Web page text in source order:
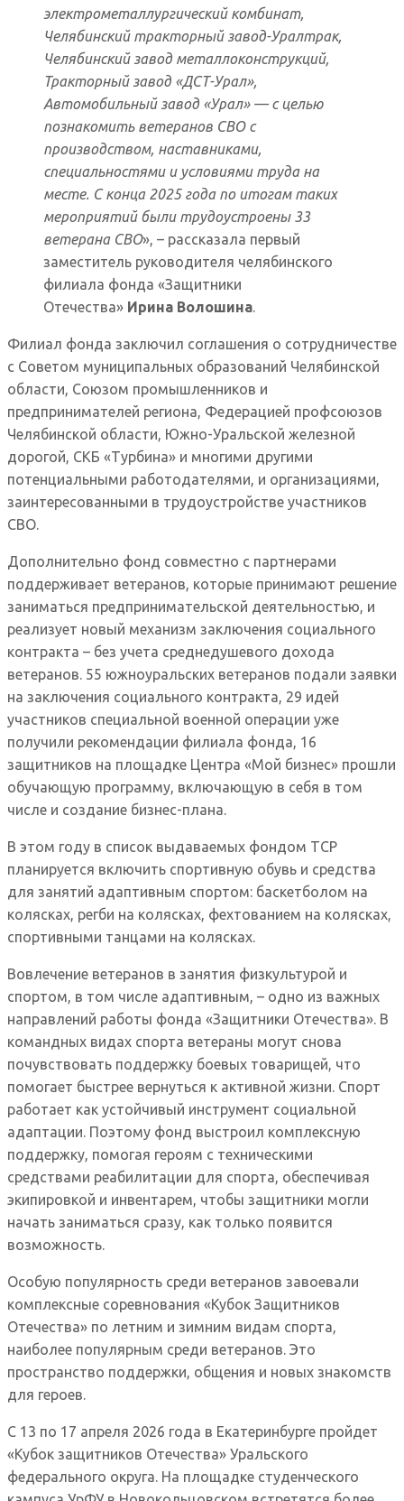
электрометаллургический комбинат,
Челябинский тракторный завод-Уралтрак,
Челябинский завод металлоконструкций,
Тракторный завод «ДСТ-Урал»,
Автомобильный завод «Урал» — с целью
познакомить ветеранов СВО с
производством, наставниками,
специальностями и условиями труда на
месте. С конца 2025 года по итогам таких
мероприятий были трудоустроены 33
ветерана СВО», – рассказала первый
заместитель руководителя челябинского
филиала фонда «Защитники
Отечества» Ирина Волошина.
Филиал фонда заключил соглашения о сотрудничестве
с Советом муниципальных образований Челябинской
области, Союзом промышленников и
предпринимателей региона, Федерацией профсоюзов
Челябинской области, Южно-Уральской железной
дорогой, СКБ «Турбина» и многими другими
потенциальными работодателями, и организациями,
заинтересованными в трудоустройстве участников
СВО.
Дополнительно фонд совместно с партнерами
поддерживает ветеранов, которые принимают решение
заниматься предпринимательской деятельностью, и
реализует новый механизм заключения социального
контракта – без учета среднедушевого дохода
ветеранов. 55 южноуральских ветеранов подали заявки
на заключения социального контракта, 29 идей
участников специальной военной операции уже
получили рекомендации филиала фонда, 16
защитников на площадке Центра «Мой бизнес» прошли
обучающую программу, включающую в себя в том
числе и создание бизнес-плана.
В этом году в список выдаваемых фондом ТСР
планируется включить спортивную обувь и средства
для занятий адаптивным спортом: баскетболом на
колясках, регби на колясках, фехтованием на колясках,
спортивными танцами на колясках.
Вовлечение ветеранов в занятия физкультурой и
спортом, в том числе адаптивным, – одно из важных
направлений работы фонда «Защитники Отечества». В
командных видах спорта ветераны могут снова
почувствовать поддержку боевых товарищей, что
помогает быстрее вернуться к активной жизни. Спорт
работает как устойчивый инструмент социальной
адаптации. Поэтому фонд выстроил комплексную
поддержку, помогая героям с техническими
средствами реабилитации для спорта, обеспечивая
экипировкой и инвентарем, чтобы защитники могли
начать заниматься сразу, как только появится
возможность.
Особую популярность среди ветеранов завоевали
комплексные соревнования «Кубок Защитников
Отечества» по летним и зимним видам спорта,
наиболее популярным среди ветеранов. Это
пространство поддержки, общения и новых знакомств
для героев.
С 13 по 17 апреля 2026 года в Екатеринбурге пройдет
«Кубок защитников Отечества» Уральского
федерального округа. На площадке студенческого